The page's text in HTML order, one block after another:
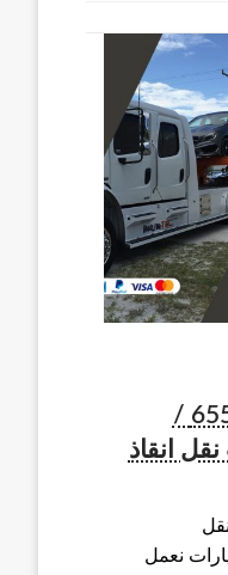
ونش النويصيب / 65557275 /
انقاذ
نعمل